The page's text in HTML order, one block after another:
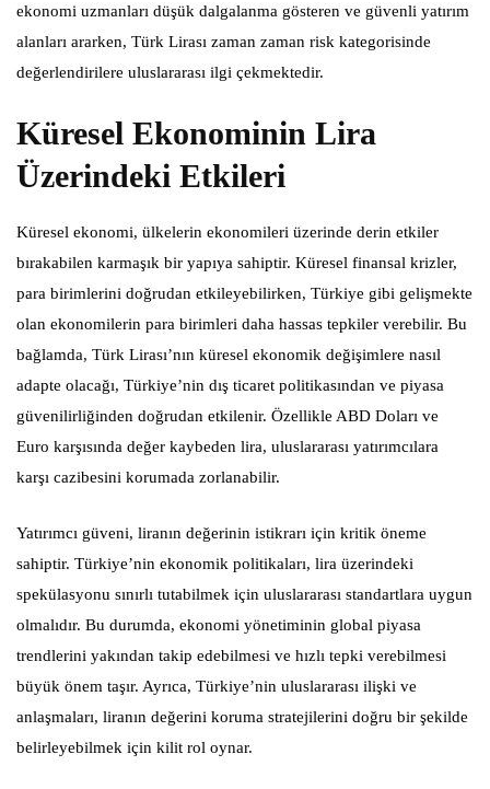
ekonomi uzmanları düşük dalgalanma gösteren ve güvenli yatırım
alanları ararken, Türk Lirası zaman zaman risk kategorisinde
değerlendirilere uluslararası ilgi çekmektedir.
Küresel Ekonominin Lira
Üzerindeki Etkileri
Küresel ekonomi, ülkelerin ekonomileri üzerinde derin etkiler
bırakabilen karmaşık bir yapıya sahiptir. Küresel finansal krizler,
para birimlerini doğrudan etkileyebilirken, Türkiye gibi gelişmekte
olan ekonomilerin para birimleri daha hassas tepkiler verebilir. Bu
bağlamda, Türk Lirası’nın küresel ekonomik değişimlere nasıl
adapte olacağı, Türkiye’nin dış ticaret politikasından ve piyasa
güvenilirliğinden doğrudan etkilenir. Özellikle ABD Doları ve
Euro karşısında değer kaybeden lira, uluslararası yatırımcılara
karşı cazibesini korumada zorlanabilir.
Yatırımcı güveni, liranın değerinin istikrarı için kritik öneme
sahiptir. Türkiye’nin ekonomik politikaları, lira üzerindeki
spekülasyonu sınırlı tutabilmek için uluslararası standartlara uygun
olmalıdır. Bu durumda, ekonomi yönetiminin global piyasa
trendlerini yakından takip edebilmesi ve hızlı tepki verebilmesi
büyük önem taşır. Ayrıca, Türkiye’nin uluslararası ilişki ve
anlaşmaları, liranın değerini koruma stratejilerini doğru bir şekilde
belirleyebilmek için kilit rol oynar.